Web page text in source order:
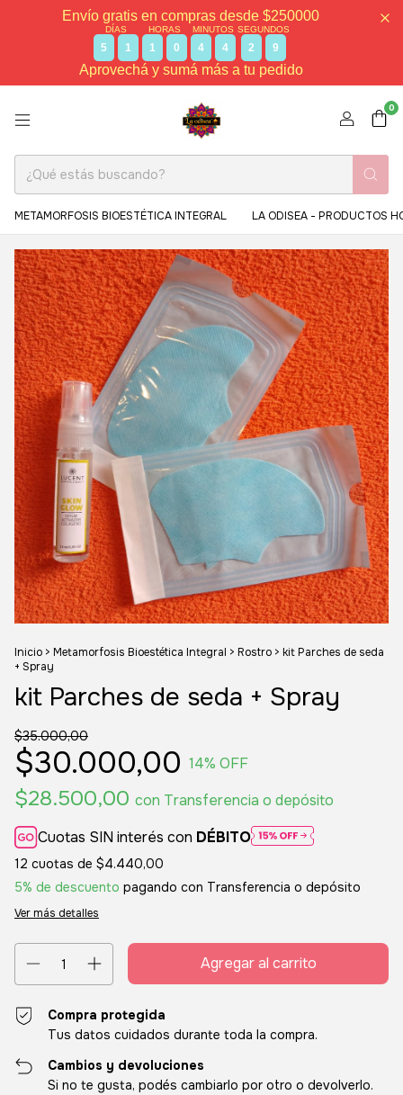
Envío gratis en compras desde $250000
DÍAS
5 1
HORAS
1 0
MINUTOS
4 4
SEGUNDOS
2 8
Aprovechá y sumá más a tu pedido
0
METAMORFOSIS BIOESTÉTICA INTEGRAL LA ODISEA - PRODUCTOS
Inicio > Metamorfosis Bioestética Integral > Rostro > kit Parches de seda
+ Spray
kit Parches de seda + Spray
$35.000,00
$30.000,00 14% OFF
$28.500,00 con Transferencia o depósito
Cuotas SIN interés con DÉBITO
12 cuotas de $4.440,00
5% de descuento pagando con Transferencia o depósito
Ver más detalles
Compra protegida
Tus datos cuidados durante toda la compra.
Cambios y devoluciones
Si no te gusta, podés cambiarlo por otro o devolverlo.